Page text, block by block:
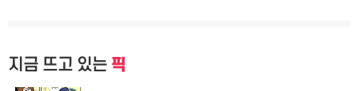
지금 뜨고 있는 픽